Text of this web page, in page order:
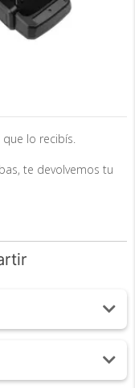
que lo recibís.
te devolvemos tu
Handys) 5 a 12
o
100% de tu